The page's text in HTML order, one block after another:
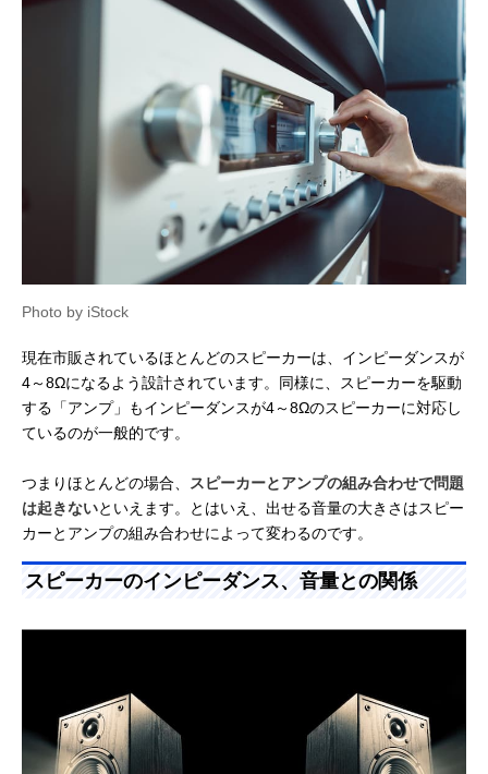
Photo by iStock
現在市販されているほとんどのスピーカーは、インピーダンスが
4～8Ωになるよう設計されています。同様に、スピーカーを駆動
する「アンプ」もインピーダンスが4～8Ωのスピーカーに対応し
ているのが一般的です。
つまりほとんどの場合、
スピーカーとアンプの組み合わせで問題
は起きないといえます。とはいえ、出せる音量の大きさはスピー
カーとアンプの組み合わせによって変わるのです。
スピーカーのインピーダンス、音量との関係